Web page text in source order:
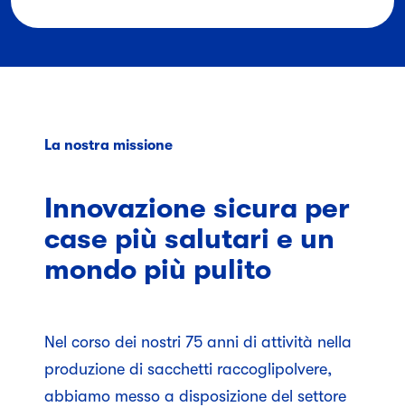
La nostra missione
Innovazione sicura per
case più salutari e un
mondo più pulito
Nel corso dei nostri 75 anni di attività nella
produzione di sacchetti raccoglipolvere,
abbiamo messo a disposizione del settore